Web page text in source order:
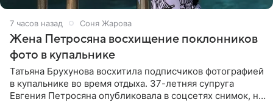
7 часов назад Соня Жарова
Жена Петросяна восхищение поклонников
фото в купальнике
Татьяна Брухунова восхитила подписчиков фотографией
в купальнике во время отдыха. 37-летняя супруга
Евгения Петросяна опубликовала в соцсетях снимок, на